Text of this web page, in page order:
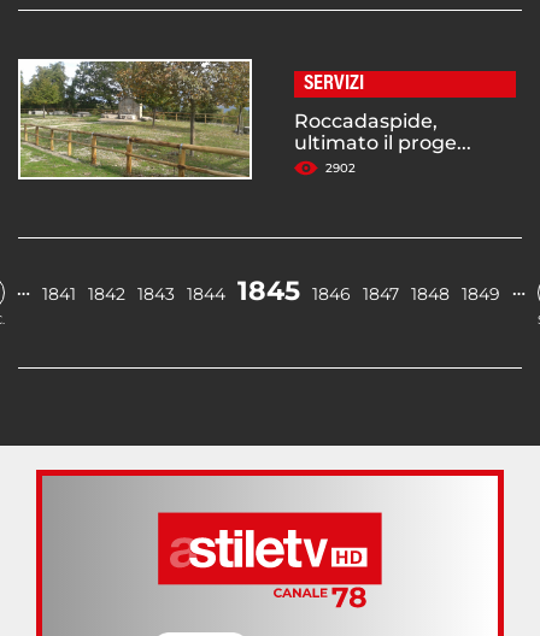
SERVIZI
Roccadaspide,
ultimato il proge...
2902
… 1841 1842 1843 1844 1845 1846 1847 1848 1849 …